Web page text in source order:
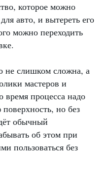
которое можно
авто, и вытереть его
можно переходить
не слишком сложна, а
мастеров и
время процесса надо
но без
обычный
об этом при
пользоваться без